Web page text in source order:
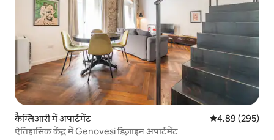
कैग्लिआरी में अपार्टमेंट औसत रेटिंग 5 में से
4.89 (295)
ऐतिहासिक केंद्र में Genovesi डिज़ाइन अपार्टमेंट